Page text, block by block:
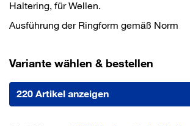
Haltering, für Wellen.
Ausführung der Ringform gemäß Norm
Variante wählen & bestellen
220 Artikel anzeigen